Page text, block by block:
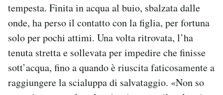
tempesta. Finita in acqua al buio, sbalzata dalle
onde, ha perso il contatto con la figlia, per fortuna
solo per pochi attimi. Una volta ritrovata, l’ha
tenuta stretta e sollevata per impedire che finisse
sott’acqua, fino a quando è riuscita faticosamente a
raggiungere la scialuppa di salvataggio. «Non so